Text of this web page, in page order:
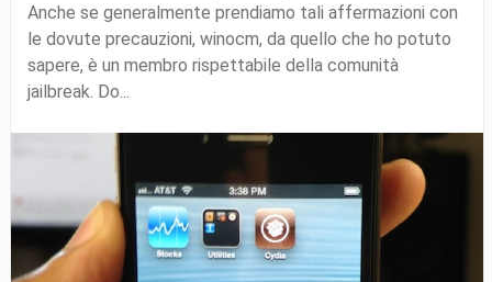
Anche se generalmente prendiamo tali affermazioni con
le dovute precauzioni, winocm, da quello che ho potuto
sapere, è un membro rispettabile della comunità
jailbreak. Do...